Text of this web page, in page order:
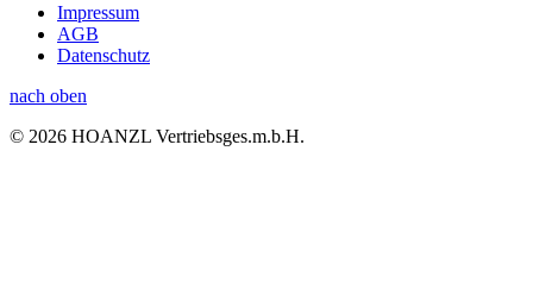
Impressum
AGB
Datenschutz
nach oben
© 2026 HOANZL Vertriebsges.m.b.H.